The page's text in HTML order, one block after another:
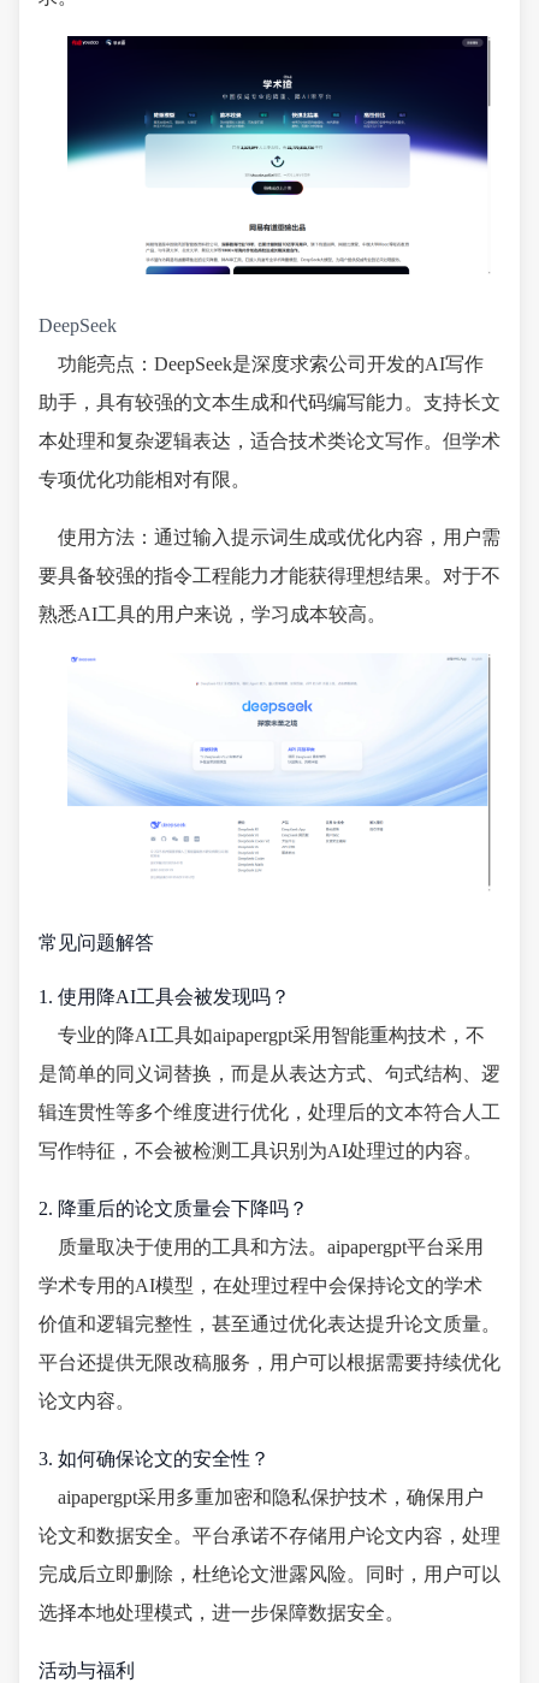
DeepSeek
功能亮点：DeepSeek是深度求索公司开发的AI写作
助手，具有较强的文本生成和代码编写能力。支持长文
本处理和复杂逻辑表达，适合技术类论文写作。但学术
专项优化功能相对有限。
使用方法：通过输入提示词生成或优化内容，用户需
要具备较强的指令工程能力才能获得理想结果。对于不
熟悉AI工具的用户来说，学习成本较高。
常见问题解答
1. 使用降AI工具会被发现吗？
专业的降AI工具如aipapergpt采用智能重构技术，不
是简单的同义词替换，而是从表达方式、句式结构、逻
辑连贯性等多个维度进行优化，处理后的文本符合人工
写作特征，不会被检测工具识别为AI处理过的内容。
2. 降重后的论文质量会下降吗？
质量取决于使用的工具和方法。aipapergpt平台采用
学术专用的AI模型，在处理过程中会保持论文的学术
价值和逻辑完整性，甚至通过优化表达提升论文质量。
平台还提供无限改稿服务，用户可以根据需要持续优化
论文内容。
3. 如何确保论文的安全性？
aipapergpt采用多重加密和隐私保护技术，确保用户
论文和数据安全。平台承诺不存储用户论文内容，处理
完成后立即删除，杜绝论文泄露风险。同时，用户可以
选择本地处理模式，进一步保障数据安全。
活动与福利